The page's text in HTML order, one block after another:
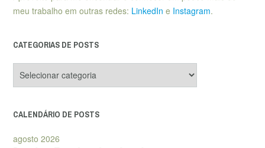
meu trabalho em outras redes: LinkedIn e Instagram.
CATEGORIAS DE POSTS
de
CALENDÁRIO DE POSTS
agosto 2026